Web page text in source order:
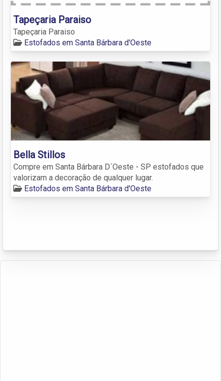
Tapeçaria Paraiso
Tapeçaria Paraiso
Estofados em Santa Bárbara d'Oeste
Bella Stillos
Compre em Santa Bárbara D´Oeste - SP estofados que
valorizam a decoração de qualquer lugar.
Estofados em Santa Bárbara d'Oeste